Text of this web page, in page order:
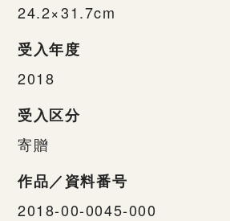
24.2×31.7cm
受入年度
2018
受入区分
寄贈
作品／資料番号
2018-00-0045-000